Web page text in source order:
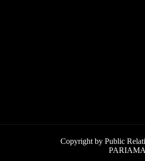
Copyright by Public